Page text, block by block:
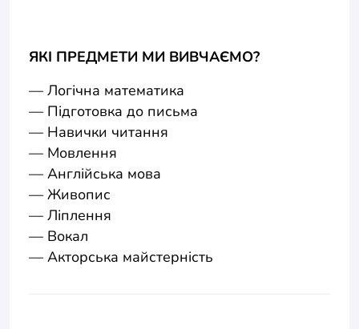
ЯКІ ПРЕДМЕТИ МИ ВИВЧАЄМО?
— Логічна математика
— Підготовка до письма
— Навички читання
— Мовлення
— Англійська мова
— Живопис
— Ліплення
— Вокал
— Акторська майстерність